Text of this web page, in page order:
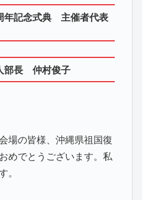
年記念式典 主催者代表
部長 仲村俊子
場の皆様、沖縄県祖国復
めでとうございます。私
。